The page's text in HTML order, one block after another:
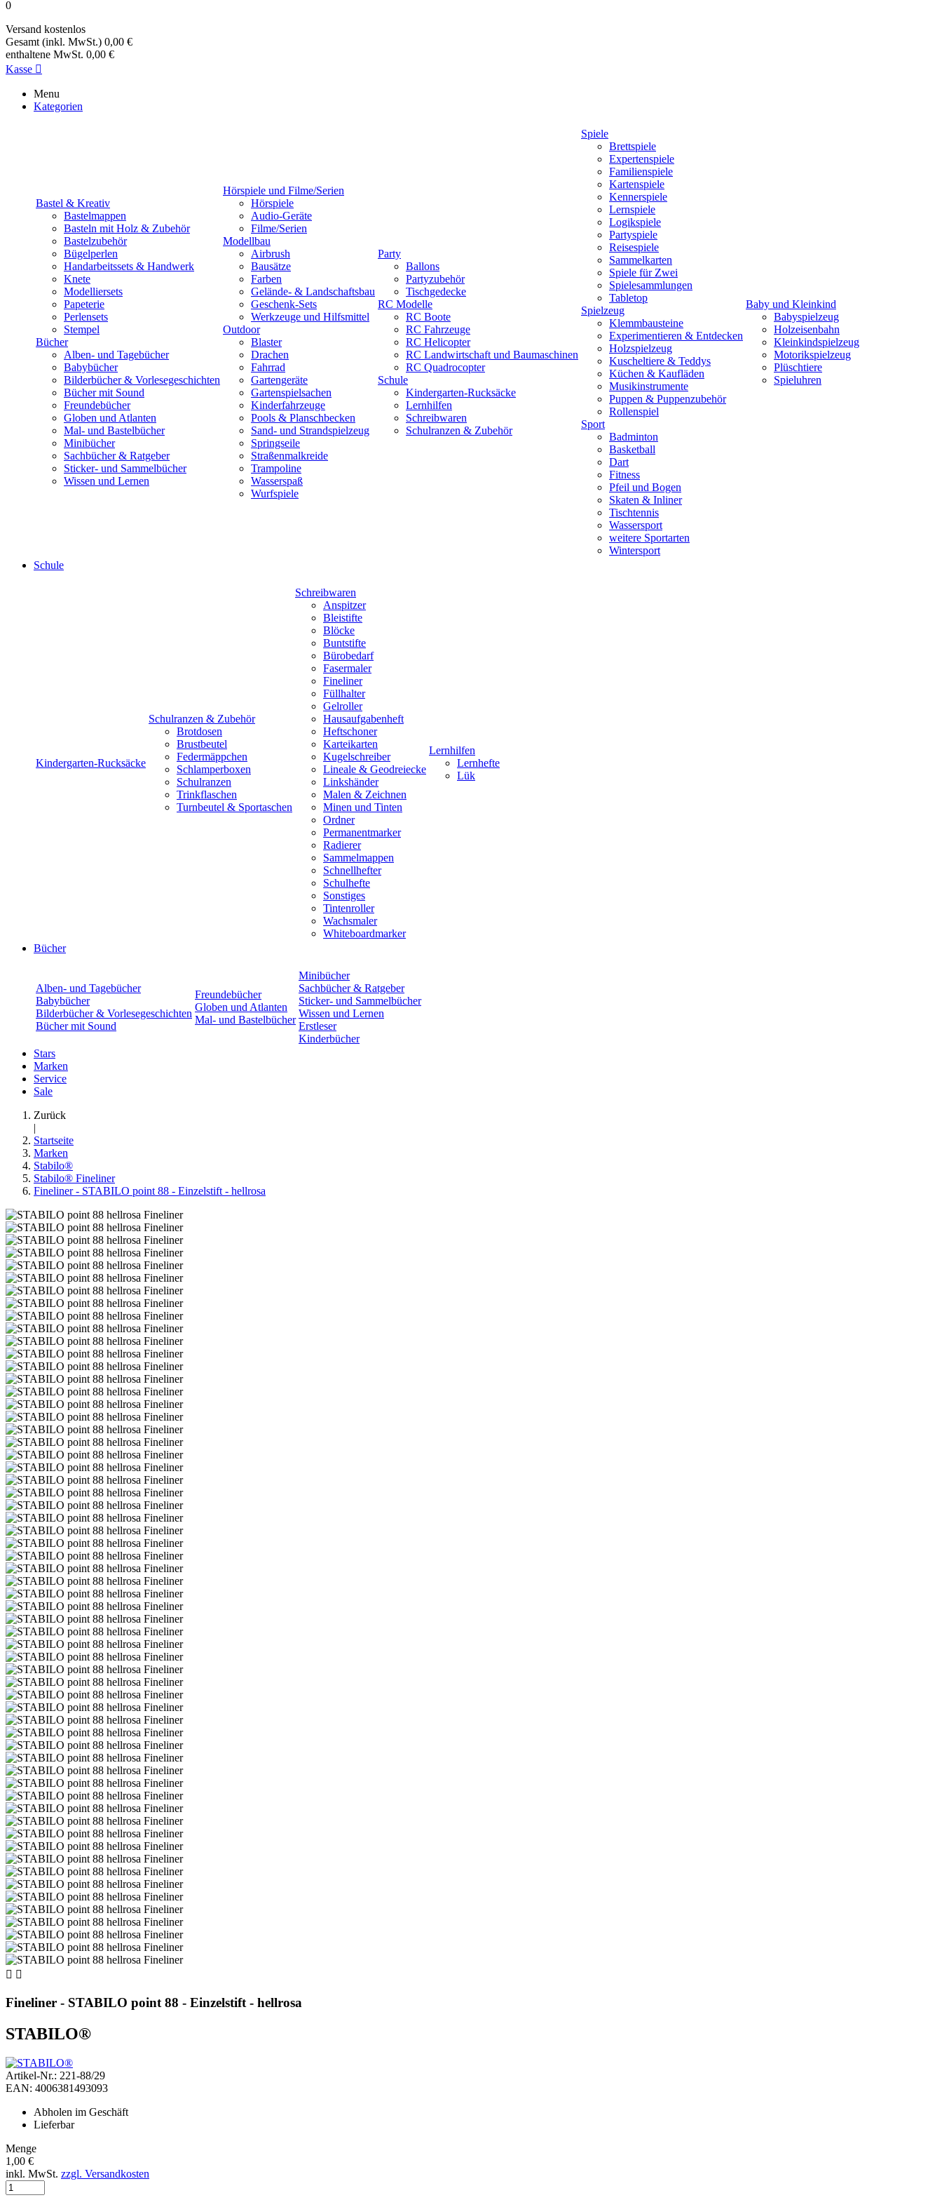
0
Versand kostenlos
Gesamt (inkl. MwSt.) 0,00 €
enthaltene MwSt. 0,00 €
Kasse 
Menu
Kategorien
Bastel & Kreativ
Bastelmappen
Basteln mit Holz & Zubehör
Bastelzubehör
Bügelperlen
Handarbeitssets & Handwerk
Knete
Modelliersets
Papeterie
Perlensets
Stempel
Bücher
Alben- und Tagebücher
Babybücher
Bilderbücher & Vorlesegeschichten
Bücher mit Sound
Freundebücher
Globen und Atlanten
Mal- und Bastelbücher
Minibücher
Sachbücher & Ratgeber
Sticker- und Sammelbücher
Wissen und Lernen
Hörspiele und Filme/Serien
Hörspiele
Audio-Geräte
Filme/Serien
Modellbau
Airbrush
Bausätze
Farben
Gelände- & Landschaftsbau
Geschenk-Sets
Werkzeuge und Hilfsmittel
Outdoor
Blaster
Drachen
Fahrrad
Gartengeräte
Gartenspielsachen
Kinderfahrzeuge
Pools & Planschbecken
Sand- und Strandspielzeug
Springseile
Straßenmalkreide
Trampoline
Wasserspaß
Wurfspiele
Party
Ballons
Partyzubehör
Tischgedecke
RC Modelle
RC Boote
RC Fahrzeuge
RC Helicopter
RC Landwirtschaft und Baumaschinen
RC Quadrocopter
Schule
Kindergarten-Rucksäcke
Lernhilfen
Schreibwaren
Schulranzen & Zubehör
Spiele
Brettspiele
Expertenspiele
Familienspiele
Kartenspiele
Kennerspiele
Lernspiele
Logikspiele
Partyspiele
Reisespiele
Sammelkarten
Spiele für Zwei
Spielesammlungen
Tabletop
Spielzeug
Klemmbausteine
Experimentieren & Entdecken
Holzspielzeug
Kuscheltiere & Teddys
Küchen & Kaufläden
Musikinstrumente
Puppen & Puppenzubehör
Rollenspiel
Sport
Badminton
Basketball
Dart
Fitness
Pfeil und Bogen
Skaten & Inliner
Tischtennis
Wassersport
weitere Sportarten
Wintersport
Baby und Kleinkind
Babyspielzeug
Holzeisenbahn
Kleinkindspielzeug
Motorikspielzeug
Plüschtiere
Spieluhren
Schule
Kindergarten-Rucksäcke
Schulranzen & Zubehör
Brotdosen
Brustbeutel
Federmäppchen
Schlamperboxen
Schulranzen
Trinkflaschen
Turnbeutel & Sportaschen
Schreibwaren
Anspitzer
Bleistifte
Blöcke
Buntstifte
Bürobedarf
Fasermaler
Fineliner
Füllhalter
Gelroller
Hausaufgabenheft
Heftschoner
Karteikarten
Kugelschreiber
Lineale & Geodreiecke
Linkshänder
Malen & Zeichnen
Minen und Tinten
Ordner
Permanentmarker
Radierer
Sammelmappen
Schnellhefter
Schulhefte
Sonstiges
Tintenroller
Wachsmaler
Whiteboardmarker
Lernhilfen
Lernhefte
Lük
Bücher
Alben- und Tagebücher
Babybücher
Bilderbücher & Vorlesegeschichten
Bücher mit Sound
Freundebücher
Globen und Atlanten
Mal- und Bastelbücher
Minibücher
Sachbücher & Ratgeber
Sticker- und Sammelbücher
Wissen und Lernen
Erstleser
Kinderbücher
Stars
Marken
Service
Sale
Zurück
|
Startseite
Marken
Stabilo®
Stabilo® Fineliner
Fineliner - STABILO point 88 - Einzelstift - hellrosa
 
Fineliner - STABILO point 88 - Einzelstift - hellrosa
STABILO®
Artikel-Nr.: 221-88/29
EAN: 4006381493093
Abholen im Geschäft
Lieferbar
Menge
1,00 €
inkl. MwSt. zzgl. Versandkosten